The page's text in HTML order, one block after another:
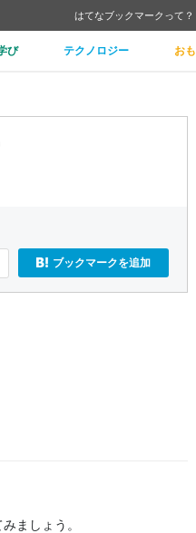
はてなブックマークって？
び テクノロジー お
ブックマークを追加
ましょう。